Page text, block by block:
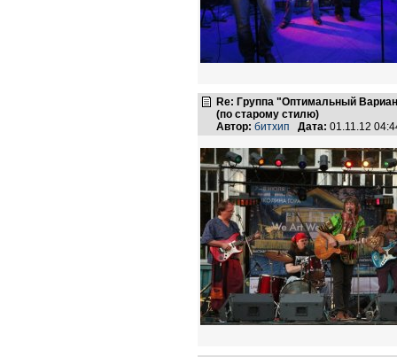
Re: Группа "Оптимальный
(по старому стилю)
Автор: битхип Дата: 01.11.12